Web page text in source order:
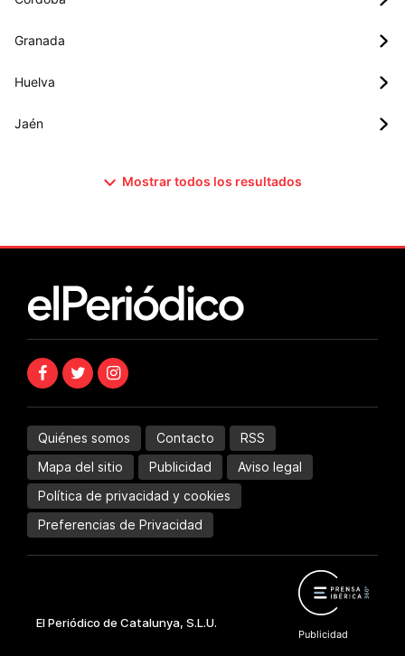
Granada
Huelva
Jaén
Mostrar todos los resultados
Quiénes somos Contacto
RSS
Mapa del sitio
Publicidad
Aviso legal
Política de privacidad y cookies
Preferencias de Privacidad